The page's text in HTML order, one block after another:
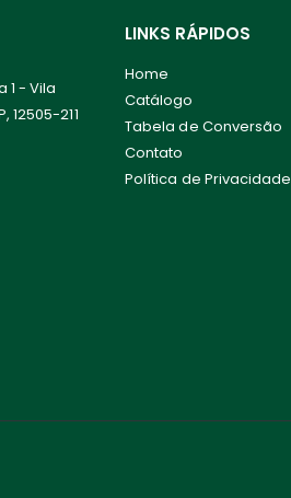
1 - Vila
211
LINKS RÁPIDOS
Home
Catálogo
Tabela de Conversão
Contato
Política de Privacidade